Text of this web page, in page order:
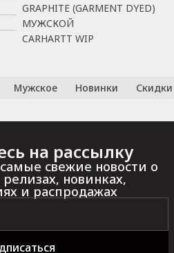
GRAPHITE (GARMENT DYED)
МУЖСКОЙ
CARHARTT WIP
Мужское Новинки Скидки
на рассылку
свежие новости о
новинках,
и распродажах